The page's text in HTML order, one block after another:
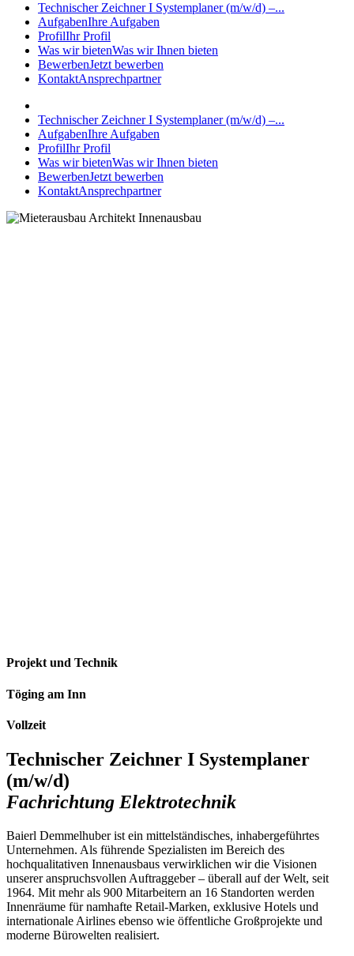
Technischer Zeichner I Systemplaner (m/w/d) –...
AufgabenIhre Aufgaben
ProfilIhr Profil
Was wir bietenWas wir Ihnen bieten
BewerbenJetzt bewerben
KontaktAnsprechpartner
Technischer Zeichner I Systemplaner (m/w/d) –...
AufgabenIhre Aufgaben
ProfilIhr Profil
Was wir bietenWas wir Ihnen bieten
BewerbenJetzt bewerben
KontaktAnsprechpartner
Projekt und Technik
Töging am Inn
Vollzeit
Technischer Zeichner I Systemplaner
(m/w/d)
Fachrichtung Elektrotechnik
Baierl Demmelhuber ist ein mittelständisches, inhabergeführtes
Unternehmen. Als führende Spezialisten im Bereich des
hochqualitativen Innenausbaus verwirklichen wir die Visionen
unserer anspruchsvollen Auftraggeber – überall auf der Welt, seit
1964. Mit mehr als 900 Mitarbeitern an 16 Standorten werden
Innenräume für namhafte Retail-Marken, exklusive Hotels und
internationale Airlines ebenso wie öffentliche Großprojekte und
moderne Bürowelten realisiert.